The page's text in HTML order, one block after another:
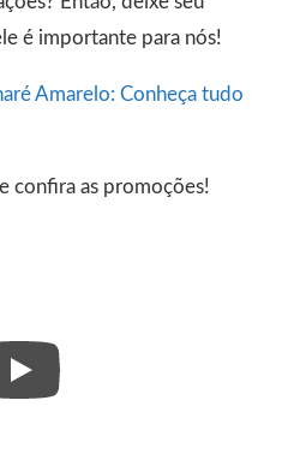
é importante para nós!
Amarelo: Conheça tudo
e confira as promoções!